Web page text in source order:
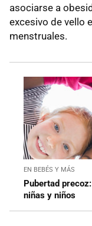
asociarse a
excesivo de vello
menstruales.
EN BEBÉS Y MÁS
Pubertad
niñas y niños